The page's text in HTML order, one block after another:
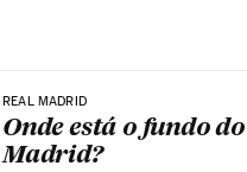
REAL MADRID
Onde está o fundo
Madrid?